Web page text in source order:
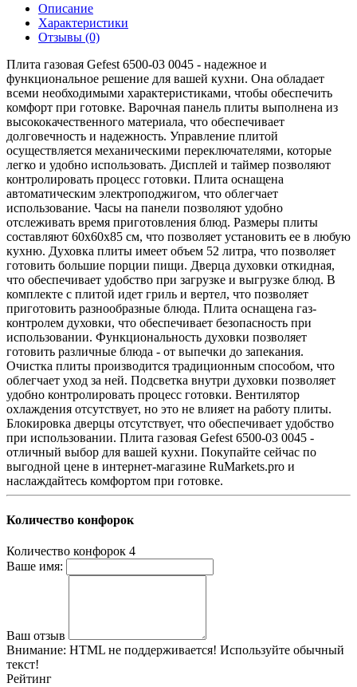
Описание
Характеристики
Отзывы (0)
Плита газовая Gefest 6500-03 0045 - надежное и
функциональное решение для вашей кухни. Она обладает
всеми необходимыми характеристиками, чтобы обеспечить
комфорт при готовке. Варочная панель плиты выполнена из
высококачественного материала, что обеспечивает
долговечность и надежность. Управление плитой
осуществляется механическими переключателями, которые
легко и удобно использовать. Дисплей и таймер позволяют
контролировать процесс готовки. Плита оснащена
автоматическим электроподжигом, что облегчает
использование. Часы на панели позволяют удобно
отслеживать время приготовления блюд. Размеры плиты
составляют 60x60x85 см, что позволяет установить ее в любую
кухню. Духовка плиты имеет объем 52 литра, что позволяет
готовить большие порции пищи. Дверца духовки откидная,
что обеспечивает удобство при загрузке и выгрузке блюд. В
комплекте с плитой идет гриль и вертел, что позволяет
приготовить разнообразные блюда. Плита оснащена газ-
контролем духовки, что обеспечивает безопасность при
использовании. Функциональность духовки позволяет
готовить различные блюда - от выпечки до запекания.
Очистка плиты производится традиционным способом, что
облегчает уход за ней. Подсветка внутри духовки позволяет
удобно контролировать процесс готовки. Вентилятор
охлаждения отсутствует, но это не влияет на работу плиты.
Блокировка дверцы отсутствует, что обеспечивает удобство
при использовании. Плита газовая Gefest 6500-03 0045 -
отличный выбор для вашей кухни. Покупайте сейчас по
выгодной цене в интернет-магазине RuMarkets.pro и
наслаждайтесь комфортом при готовке.
Количество конфорок
Количество конфорок 4
Ваше имя:
Ваш отзыв
Внимание: HTML не поддерживается! Используйте обычный
текст!
Рейтинг